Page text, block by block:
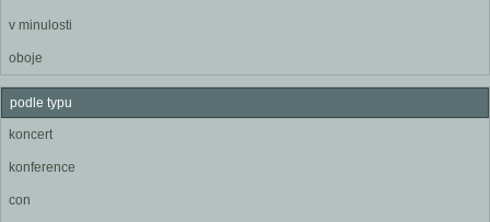
v minulosti
oboje
podle typu
koncert
konference
con